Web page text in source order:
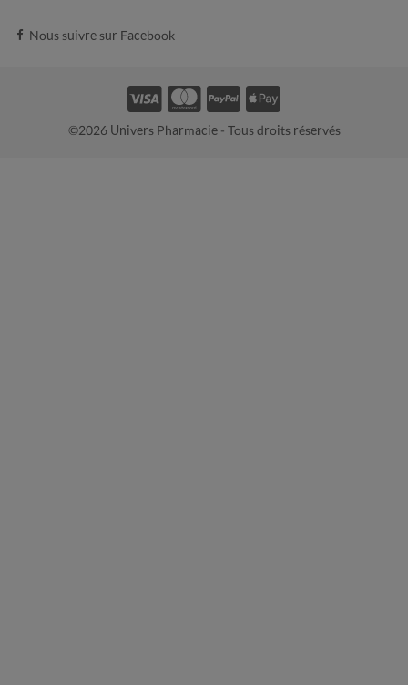
Nous suivre sur Facebook
©2026 Univers Pharmacie - Tous droits réservés